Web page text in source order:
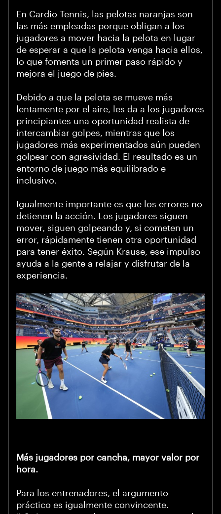
En Cardio Tennis, las pelotas naranjas son
las más empleadas porque obligan a los
jugadores a mover hacia la pelota en lugar
de esperar a que la pelota venga hacia ellos,
lo que fomenta un primer paso rápido y
mejora el juego de pies.
Debido a que la pelota se mueve más
lentamente por el aire, les da a los jugadores
principiantes una oportunidad realista de
intercambiar golpes, mientras que los
jugadores más experimentados aún pueden
golpear con agresividad. El resultado es un
entorno de juego más equilibrado e
inclusivo.
Igualmente importante es que los errores no
detienen la acción. Los jugadores siguen
mover, siguen golpeando y, si cometen un
error, rápidamente tienen otra oportunidad
para tener éxito. Según Krause, ese impulso
ayuda a la gente a relajar y disfrutar de la
experiencia.
Más jugadores por cancha, mayor valor por
hora.
Para los entrenadores, el argumento
práctico es igualmente convincente.